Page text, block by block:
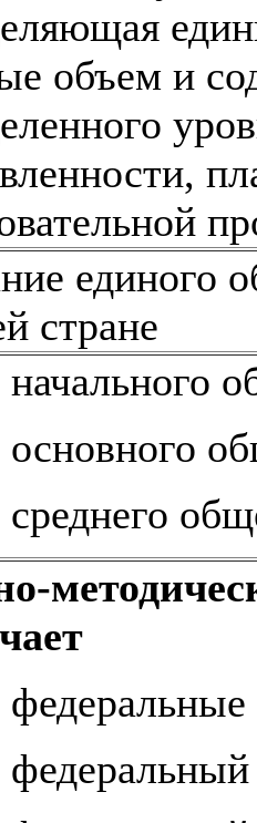
объем и
единого
стране